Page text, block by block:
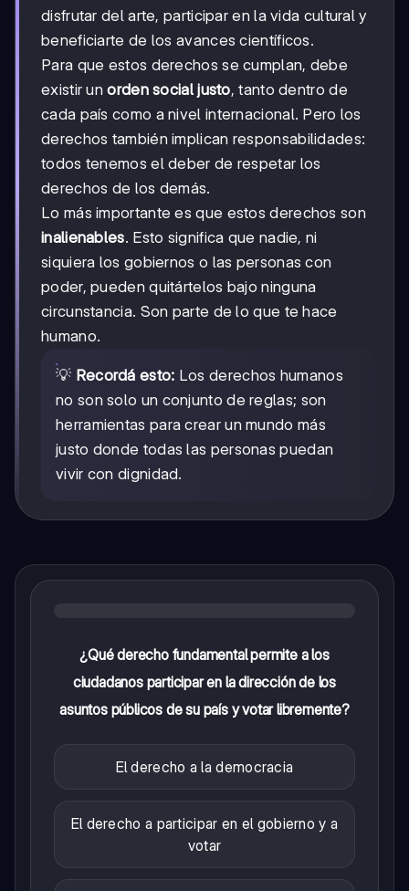
disfrutar del arte, participar en la vida cultural y
beneficiarte de los avances científicos.
Para que estos derechos se cumplan, debe
existir unorden social justo, tanto dentro de
cada país como a nivel internacional. Pero los
derechos también implican responsabilidades:
todos tenemos el deber de respetar los
derechos de los demás.
Lo más importante es que estos derechos son
inalienables. Esto significa que nadie, ni
siquiera los gobiernos o las personas con
poder, pueden quitártelos bajo ninguna
circunstancia. Son parte de lo que te hace
humano.
💡 Recordá esto: Los derechos humanos
no son solo un conjunto de reglas; son
herramientas para crear un mundo más
justo donde todas las personas puedan
vivir con dignidad.
¿Qué derecho fundamental permite a los
ciudadanos participar en la dirección de los
asuntos públicos de su país y votar libremente?
El derecho a la democracia
El derecho a participar en el gobierno y a
votar